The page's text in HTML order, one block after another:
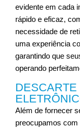
evidente em cada
rápido e eficaz,
necessidade de
uma experiência
garantindo que
operando
Além de fornecer
preocupamos